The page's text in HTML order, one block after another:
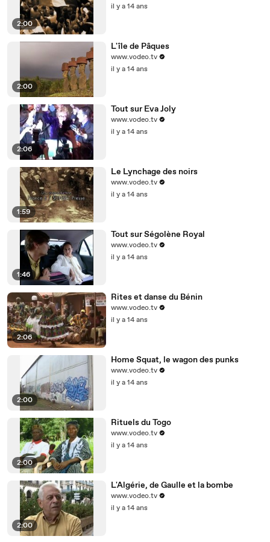
2:00
il y a 14 ans
2:00
L'île de Pâques
www.vodeo.tv
il y a 14 ans
2:06
Tout sur Eva Joly
www.vodeo.tv
il y a 14 ans
1:59
Le Lynchage des noirs
www.vodeo.tv
il y a 14 ans
1:46
Tout sur Ségolène Royal
www.vodeo.tv
il y a 14 ans
2:06
Rites et danse du Bénin
www.vodeo.tv
il y a 14 ans
2:00
Home Squat, le wagon des punks
www.vodeo.tv
il y a 14 ans
2:00
Rituels du Togo
www.vodeo.tv
il y a 14 ans
2:00
L'Algérie, de Gaulle et la bombe
www.vodeo.tv
il y a 14 ans